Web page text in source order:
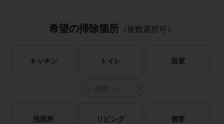
希望の掃除箇所 （複数選択可）
キッチン トイレ 浴室
洗面所 リビング 個室